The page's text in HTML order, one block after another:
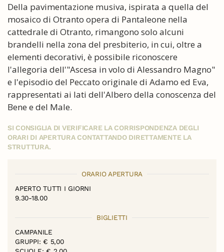
Della pavimentazione musiva, ispirata a quella del
mosaico di Otranto opera di Pantaleone nella
cattedrale di Otranto, rimangono solo alcuni
brandelli nella zona del presbiterio, in cui, oltre a
elementi decorativi, è possibile riconoscere
l'allegoria dell'"Ascesa in volo di Alessandro Magno"
e l'episodio del Peccato originale di Adamo ed Eva,
rappresentati ai lati dell'Albero della conoscenza del
Bene e del Male.
SI CONSIGLIA DI VERIFICARE LA CORRISPONDENZA DEGLI
ORARI DI APERTURA CONTATTANDO DIRETTAMENTE LA
STRUTTURA.
ORARIO APERTURA
APERTO TUTTI I GIORNI
9.30-18.00
BIGLIETTI
CAMPANILE
GRUPPI: € 5,00